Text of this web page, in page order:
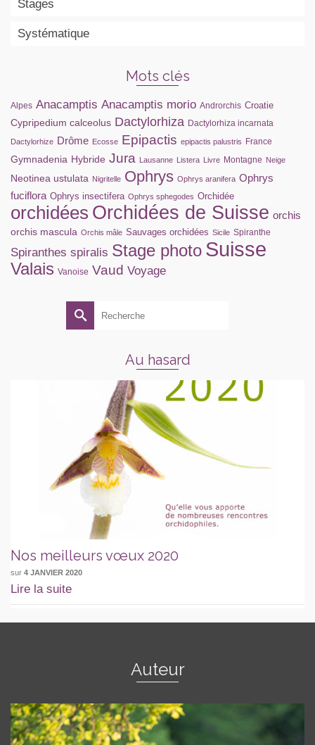
Stages
Systématique
Mots clés
Alpes Anacamptis Anacamptis morio Androrchis Croatie
Cypripedium calceolus Dactylorhiza Dactylorhiza incarnata
Dactylorhize Drôme Ecosse Epipactis epipactis palustris France
Gymnadenia Hybride Jura Lausanne Listera Livre Montagne Neige
Neotinea ustulata Nigritelle Ophrys Ophrys aranifera Ophrys
fuciflora Ophrys insectifera Ophrys sphegodes Orchidée
orchidées Orchidées de Suisse orchis
orchis mascula Orchis mâle Sauvages orchidées Sicile Spiranthe
Spiranthes spiralis Stage photo Suisse
Valais Vanoise Vaud Voyage
Rechercher :
Au hasard
Nos meilleurs vœux 2020
sur 4 JANVIER 2020
Lire la suite
Auteur